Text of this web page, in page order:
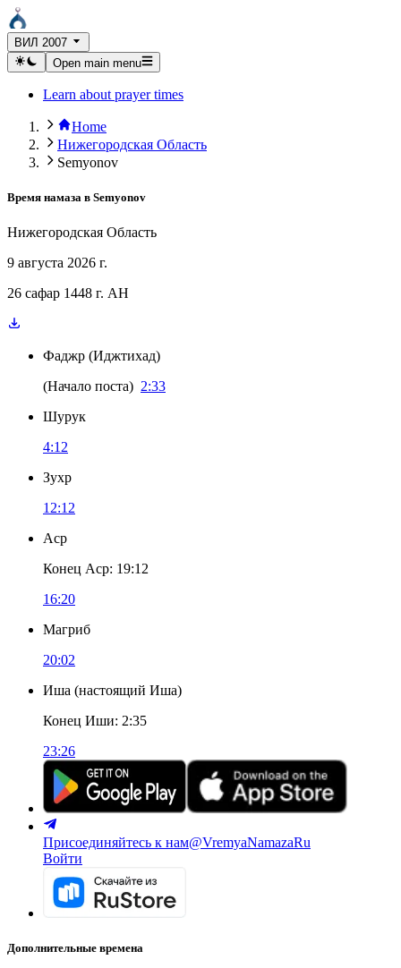
ВИЛ 2007
Open main menu
Learn about prayer times
Home
Нижегородская Область
Semyonov
Время намаза в Semyonov
Нижегородская Область
9 августа 2026 г.
26 сафар 1448 г. AH
Фаджр (Иджтихад)
(Начало поста) 2:33
Шурук
4:12
Зухр
12:12
Аср
Конец Аср: 19:12
16:20
Магриб
20:02
Иша (настоящий Иша)
Конец Иши: 2:35
23:26
Присоединяйтесь к нам@VremyaNamazaRu
Войти
Дополнительные времена